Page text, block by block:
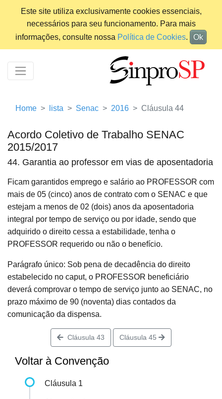
Este site utiliza exclusivamente cookies essenciais,
necessários para seu funcionamento. Para mais
informações, consulte nossa Política de Cookies. Ok
Home lista Senac 2016 Cláusula 44
Acordo Coletivo de Trabalho SENAC
2015/2017
44. Garantia ao professor em vias de aposentadoria
Ficam garantidos emprego e salário ao PROFESSOR com
mais de 05 (cinco) anos de contrato com o SENAC e que
estejam a menos de 02 (dois) anos da aposentadoria
integral por tempo de serviço ou por idade, sendo que
adquirido o direito cessa a estabilidade, tenha o
PROFESSOR requerido ou não o benefício.
Parágrafo único: Sob pena de decadência do direito
estabelecido no caput, o PROFESSOR beneficiário
deverá comprovar o tempo de serviço junto ao SENAC, no
prazo máximo de 90 (noventa) dias contados da
comunicação da dispensa.
Cláusula 43 Cláusula 45
Voltar à Convenção
Cláusula 1